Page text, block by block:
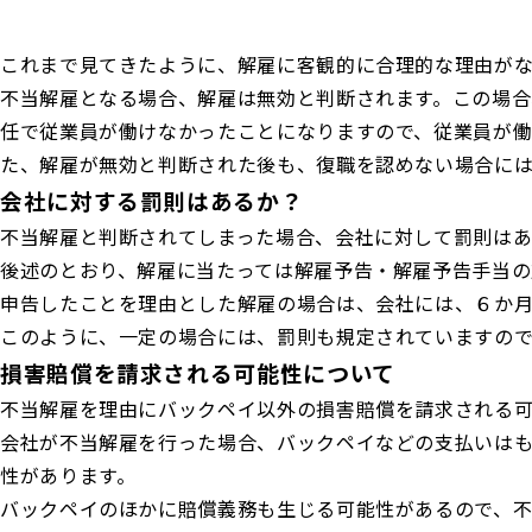
これまで見てきたように、解雇に客観的に合理的な理由が
不当解雇となる場合、解雇は無効と判断されます。この場
任で従業員が働けなかったことになりますので、従業員が
た、解雇が無効と判断された後も、復職を認めない場合
会社に対する罰則はあるか？
不当解雇と判断されてしまった場合、会社に対して罰則は
後述のとおり、解雇に当たっては解雇予告・解雇予告手当
申告したことを理由とした解雇の場合は、会社には、６か
このように、一定の場合には、罰則も規定されていますの
損害賠償を請求される可能性について
不当解雇を理由にバックペイ以外の損害賠償を請求される
会社が不当解雇を行った場合、バックペイなどの支払いは
性があります。
バックペイのほかに賠償義務も生じる可能性があるので、